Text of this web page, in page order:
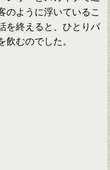
のように浮いているこ
を終えると、ひとりバ
飲むのでした。